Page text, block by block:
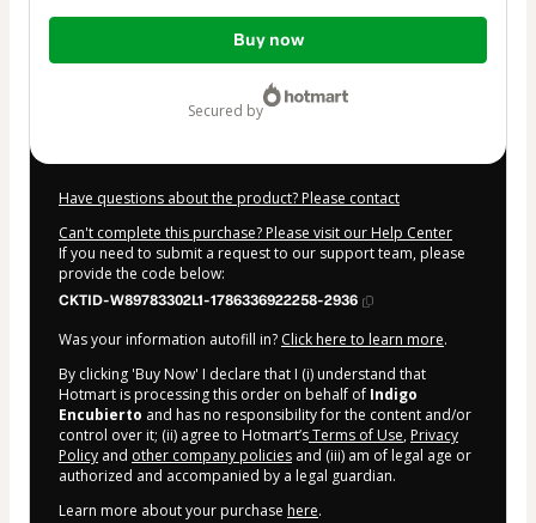
Total
Buy now
secured by
Have questions about the product? Please contact
Can't complete this purchase? Please visit our Help Center
If you need to submit a request to our support team, please
provide the code below:
CKTID-W89783302L1-1786336922258-2936
Was your information autofill in? Click here to learn more.
By clicking 'Buy Now' I declare that I (i) understand that
Hotmart is processing this order on behalf of Indigo
Encubierto and has no responsibility for the content and/or
control over it; (ii) agree to Hotmart’sTerms of Use, Privacy
Policy and other company policies and (iii) am of legal age or
authorized and accompanied by a legal guardian.
Learn more about your purchase here.